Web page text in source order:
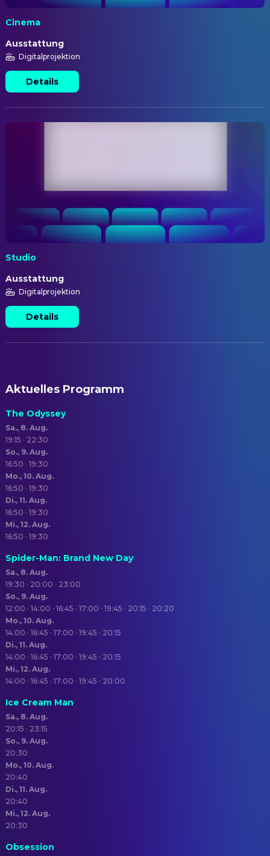
Cinema
Ausstattung
Digitalprojektion
Details
Studio
Ausstattung
Digitalprojektion
Details
Aktuelles Programm
The Odyssey
Sa., 8. Aug.
19:15 · 22:30
So., 9. Aug.
16:50 · 19:30
Mo., 10. Aug.
16:50 · 19:30
Di., 11. Aug.
16:50 · 19:30
Mi., 12. Aug.
16:50 · 19:30
Spider-Man: Brand New Day
Sa., 8. Aug.
19:30 · 20:00 · 23:00
So., 9. Aug.
12:00 · 14:00 · 16:45 · 17:00 · 19:45 · 20:15 · 20:20
Mo., 10. Aug.
14:00 · 16:45 · 17:00 · 19:45 · 20:15
Di., 11. Aug.
14:00 · 16:45 · 17:00 · 19:45 · 20:15
Mi., 12. Aug.
14:00 · 16:45 · 17:00 · 19:45 · 20:00
Ice Cream Man
Sa., 8. Aug.
20:15 · 23:15
So., 9. Aug.
20:30
Mo., 10. Aug.
20:40
Di., 11. Aug.
20:40
Mi., 12. Aug.
20:30
Obsession